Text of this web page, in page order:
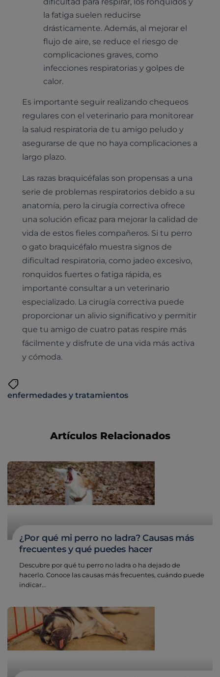
la fatiga suelen reducirse
drásticamente. Además, al mejorar el
flujo de aire, se reduce el riesgo de
complicaciones graves, como
infecciones respiratorias y golpes de
calor.
Es importante seguir realizando chequeos
regulares con el veterinario para monitorear
la salud respiratoria de tu amigo peludo y
asegurarse de que no haya complicaciones a
largo plazo.
Las razas braquicéfalas son propensas a una
serie de problemas respiratorios debido a su
anatomía, pero la cirugía correctiva ofrece
una solución eficaz para mejorar la calidad de
vida de estos fieles compañeros. Si tu perro
o gato braquicéfalo muestra signos de
dificultad respiratoria, como jadeo excesivo,
ronquidos fuertes o fatiga rápida, es
importante consultar a un veterinario
especializado. La cirugía correctiva puede
proporcionar un alivio significativo y permitir
que tu amigo de cuatro patas respire más
fácilmente y disfrute de una vida más activa
y cómoda.
enfermedades y tratamientos
Artículos Relacionados
¿Por qué mi perro no ladra? Causas más
frecuentes y qué puedes hacer
Descubre por qué tu perro no ladra o ha dejado de
hacerlo. Conoce las causas más frecuentes, cuándo puede
indicar…